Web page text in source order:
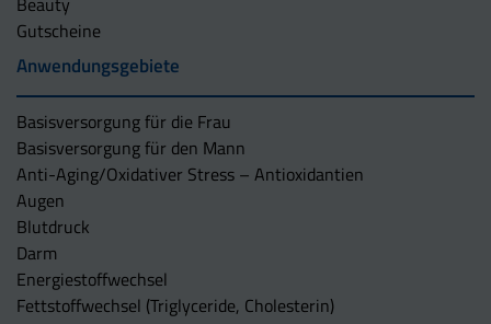
Gutscheine
Anwendungsgebiete
Basisversorgung für die Frau
Basisversorgung für den Mann
Anti-Aging/Oxidativer Stress – Antioxidantien
Augen
Blutdruck
Darm
Energiestoffwechsel
Fettstoffwechsel (Triglyceride, Cholesterin)